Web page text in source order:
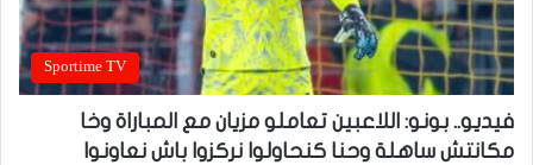
Sportime TV
فيديو.. بونو: اللاعبين تعاملو مزيان مع المباراة وخا
مكانتش ساهلة وحنا كنحاولوا نركزوا باش نعاونوا